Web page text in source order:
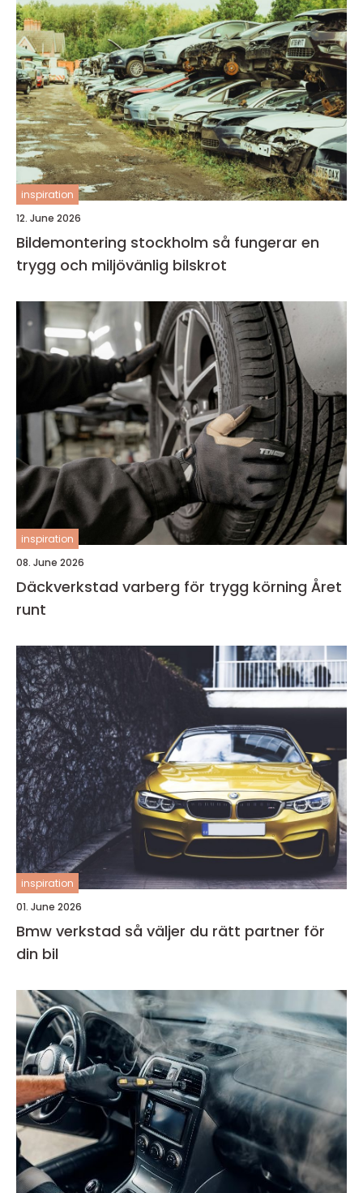
inspiration
12. June 2026
Bildemontering stockholm så fungerar en
trygg och miljövänlig bilskrot
inspiration
08. June 2026
Däckverkstad varberg för trygg körning Året
runt
inspiration
01. June 2026
Bmw verkstad så väljer du rätt partner för
din bil